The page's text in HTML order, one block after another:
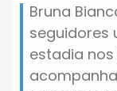
Bruna
seguidores
estadia nos